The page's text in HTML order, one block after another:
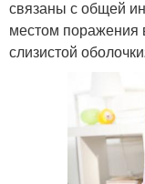
связаны с общей
местом поражения
слизистой